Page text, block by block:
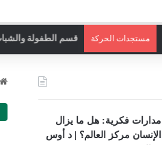
مستجدات الحركة قسم الطفولة
مدارات فكرية: هل ما يزال
الإنسان مركز العالم؟ | د أوس